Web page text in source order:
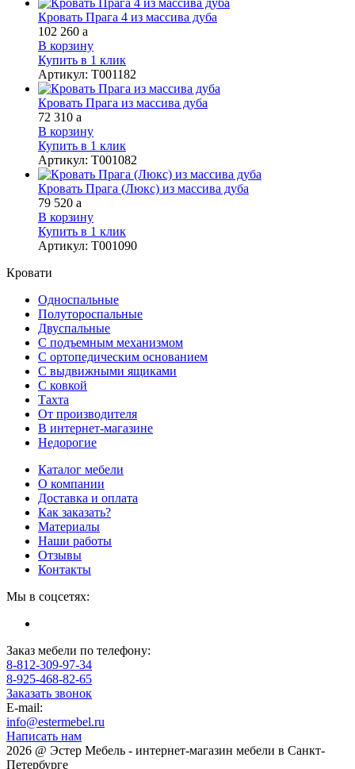
Кровать Прага 4 из массива дуба
102 260 a
В корзину
Купить в 1 клик
Артикул: Т001182
Кровать Прага из массива дуба
72 310 a
В корзину
Купить в 1 клик
Артикул: Т001082
Кровать Прага (Люкс) из массива дуба
79 520 a
В корзину
Купить в 1 клик
Артикул: Т001090
Кровати
Односпальные
Полутороспальные
Двуспальные
С подъемным механизмом
С ортопедическим основанием
С выдвижными ящиками
С ковкой
Тахта
От производителя
В интернет-магазине
Недорогие
Каталог мебели
О компании
Доставка и оплата
Как заказать?
Материалы
Наши работы
Отзывы
Контакты
Мы в соцсетях:
Заказ мебели по телефону:
8-812-309-97-34
8-925-468-82-65
Заказать звонок
E-mail:
info@estermebel.ru
Написать нам
2026 @ Эстер Мебель - интернет-магазин мебели в Санкт-
Петербурге